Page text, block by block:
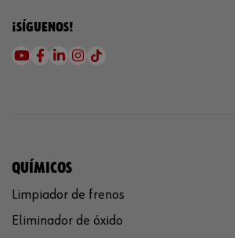
¡SÍGUENOS!
QUÍMICOS
Limpiador de frenos
Eliminador de óxido